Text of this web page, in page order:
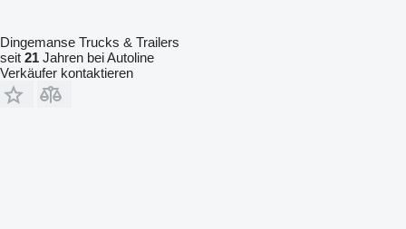
Dingemanse Trucks & Trailers
seit 21 Jahren bei Autoline
Verkäufer kontaktieren